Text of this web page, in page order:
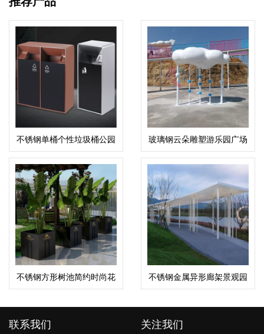
不锈钢单桶个性垃圾桶公园
小区果皮箱
玻璃钢云朵雕塑游乐园广场
景区造型摆件
不锈钢方形树池简约时尚花
坛
不锈钢金属异形廊架景观园
林广场凉亭
联系我们 关注我们